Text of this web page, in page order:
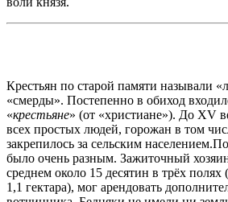
Крестьян по старой памяти называли
«смерды». Постепенно в обиход
«крестьяне» (от «христиане»). До XV
всех простых людей, горожан в том
закрепилось за сельским
было очень разным. Зажиточный
среднем около 15 десятин в трёх
1,1 гектара), мог арендовать